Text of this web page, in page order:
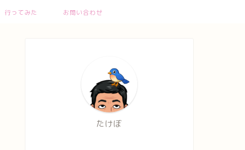
行ってみた お問い合わせ
たけぼ